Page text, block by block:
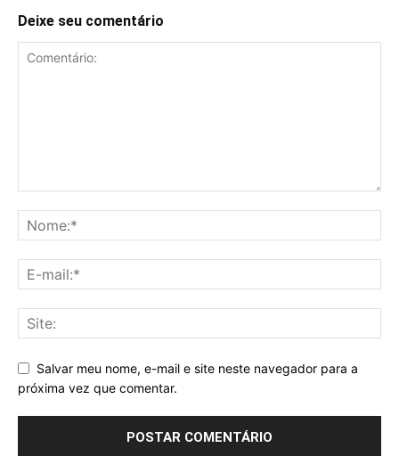
Deixe seu comentário
Salvar meu nome, e-mail e site neste navegador para a
próxima vez que comentar.